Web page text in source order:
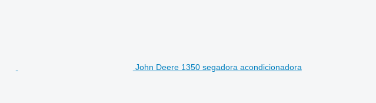
John Deere 1350 segadora acondicionadora